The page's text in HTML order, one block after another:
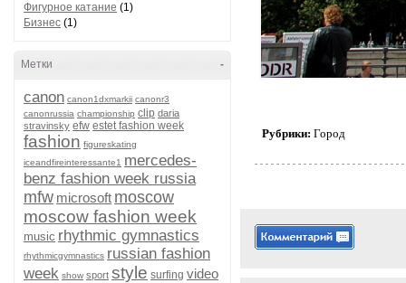
Фигурное катание (1)
Бизнес (1)
-
Метки
canon canon1dxmarkii canonr3
canonrussia championship clip daria
stravinsky efw estet fashion week
fashion figureskating
iceandfireinteressante1 mercedes-
benz fashion week russia
mfw microsoft moscow
moscow fashion week
music rhythmic gymnastics
rhythmicgymnastics russian fashion
week show sport style surfing video
Рубрики: Город